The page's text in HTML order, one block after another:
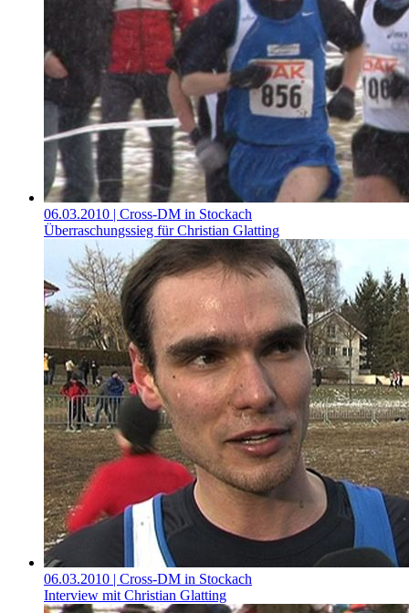
06.03.2010 | Cross-DM in Stockach
Überraschungssieg für Christian Glatting
06.03.2010 | Cross-DM in Stockach
Interview mit Christian Glatting